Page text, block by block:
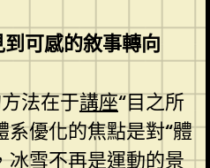
可感的敘事轉向
法在于講座“目之所
系優化的焦點是對“體
冰雪不再是運動的景